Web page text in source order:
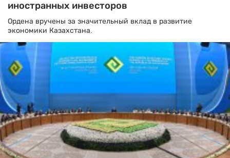
иностранных инвесторов
Ордена вручены за значительный вклад в развитие
экономики Казахстана.